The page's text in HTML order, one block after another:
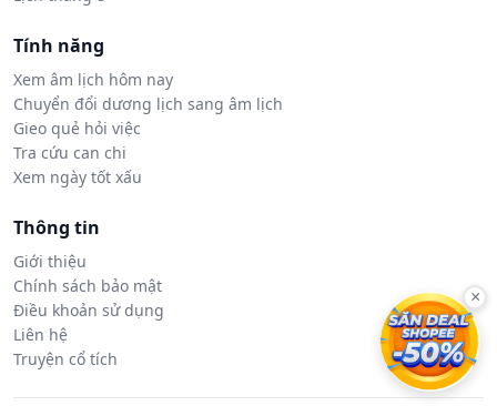
Tính năng
Xem âm lịch hôm nay
Chuyển đổi dương lịch sang âm lịch
Gieo quẻ hỏi việc
Tra cứu can chi
Xem ngày tốt xấu
Thông tin
Giới thiệu
Chính sách bảo mật
Điều khoản sử dụng
Liên hệ
Truyện cổ tích
×